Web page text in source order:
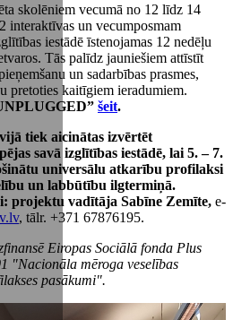
skolēniem vecumā no 12 līdz 14
interaktīvas un vecumposmam
iestādē īstenojamas 12 nedēļu
Tās palīdz jauniešiem attīstīt
un sadarbības prasmes,
pretoties kaitīgiem ieradumiem.
šeit.
tiek aicinātas izvērtēt
savā izglītības iestādē, lai 5. – 7.
universālu atkarību profilaksi
un labbūtību ilgtermiņā.
projektu vadītāja Sabīne Zemīte, e-
, tālr. +371 67876195.
Eiropas Sociālā fonda Plus
"Nacionāla mēroga veselības
pasākumi".